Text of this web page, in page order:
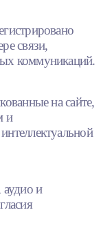
связи,
коммуникаций.
на сайте,
и
и